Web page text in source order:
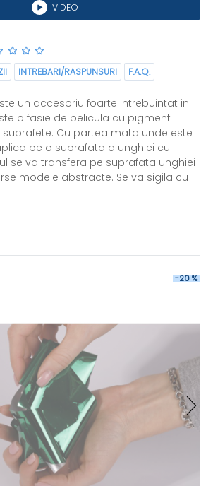
VIDEO
INTREBARI/RASPUNSURI F.A.Q.
un accesoriu foarte intrebuintat in
o fasie de pelicula cu pigment
Cu partea mata unde este
pe o suprafata a unghiei cu
se va transfera pe suprafata unghiei
modele abstracte. Se va sigila cu
-20 %